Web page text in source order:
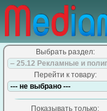
Выбрать раздел:
Перейти к товару:
Показывать только: